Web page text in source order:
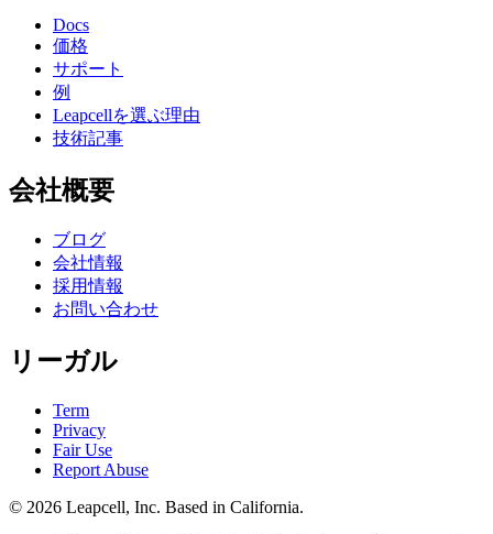
Docs
価格
サポート
例
Leapcellを選ぶ理由
技術記事
会社概要
ブログ
会社情報
採用情報
お問い合わせ
リーガル
Term
Privacy
Fair Use
Report Abuse
© 2026 Leapcell, Inc. Based in California.